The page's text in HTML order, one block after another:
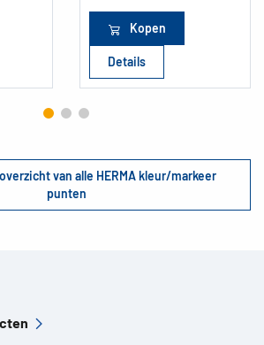
Kopen
Details
van alle HERMA kleur/markeer
punten